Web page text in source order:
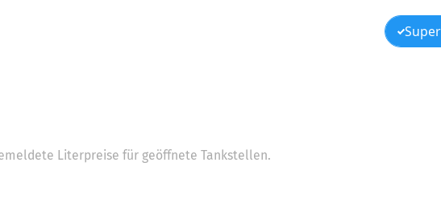
Literpreise für geöffnete Tankstellen.